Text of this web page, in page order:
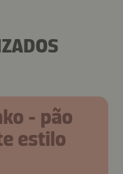
- pão
estilo